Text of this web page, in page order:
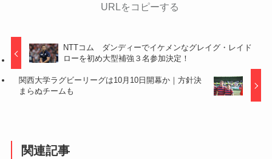
URLをコピーする
NTTコム ダンディーでイケメンなグレイグ・レイド
ローを初め大型補強３名参加決定！
関西大学ラグビーリーグは10月10日開幕か｜方針決
まらぬチームも
関連記事